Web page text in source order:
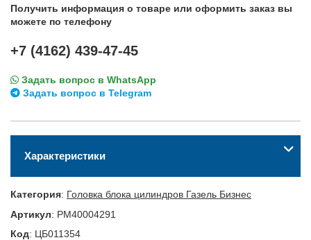
Получить информация о товаре или оформить заказ вы
можете по телефону
+7 (4162) 439-47-45
Задать вопрос в WhatsApp
Задать вопрос в Telegram
Характеристики
Категория: Головка блока цилиндров Газель Бизнес
Артикул: PM40004291
Код: ЦБ011354